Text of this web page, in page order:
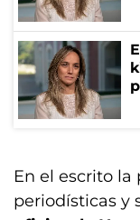
En el escrito
periodísticas y